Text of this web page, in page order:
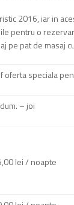
2016, iar in
pentru o
pe pat de masaj
oferta speciala
– joi
lei / noapte